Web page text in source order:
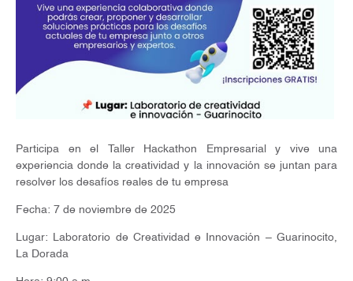
Participa en el Taller Hackathon Empresarial y vive una
experiencia donde la creatividad y la innovación se juntan para
resolver los desafíos reales de tu empresa
Fecha: 7 de noviembre de 2025
Lugar: Laboratorio de Creatividad e Innovación – Guarinocito,
La Dorada